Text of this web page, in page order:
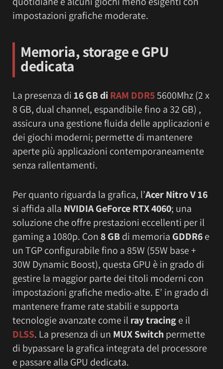
impostazioni grafiche moderate.
Memoria, storage e GPU
dedicata
La presenza di16 GB diRAM DDR55600Mhz (2 x
8 GB, dual channel, espandibile fino a 32 GB) ,
assicura una gestione fluida delle applicazioni e
dei giochi moderni; permette di mantenere
aperte più applicazioni contemporaneamente
senza rallentamenti.
Per quanto riguarda la grafica, l’Acer Nitro V 16
si affida alla NVIDIA GeForce RTX 4060; una
soluzione che offre prestazioni eccellenti per il
gaming a 1080p. Con 8 GBdi memoria GDDR6e
un TGP configurabile fino a 85W (55W base +
30W Dynamic Boost), questa GPU è in grado di
gestire la maggior parte dei titoli moderni con
impostazioni grafiche medio-alte. E’ in grado di
mantenere frame rate stabili e supporta
tecnologie avanzate come il ray tracinge il
DLSS. La presenza di un MUX Switchpermette
di bypassare la grafica integrata del processore
e passare alla GPU dedicata.